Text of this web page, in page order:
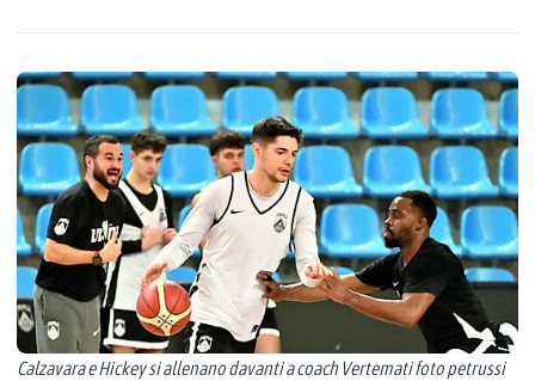
Calzavara e Hickey si allenano davanti a coach Vertemati foto petrussi